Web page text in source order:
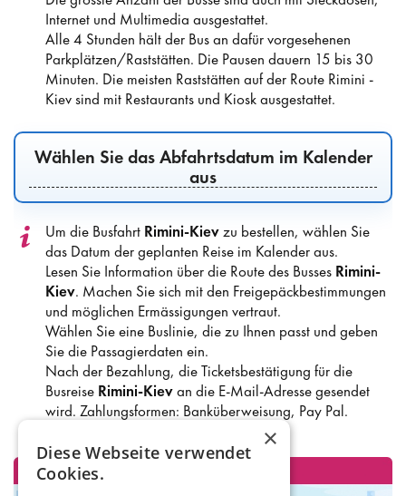
Internet und Multimedia ausgestattet.
Alle 4 Stunden hält der Bus an dafür vorgesehenen
Parkplätzen/Raststätten. Die Pausen dauern 15 bis 30
Minuten. Die meisten Raststätten auf der Route Rimini -
Kiev sind mit Restaurants und Kiosk ausgestattet.
Wählen Sie das Abfahrtsdatum im Kalender
aus
Um die Busfahrt Rimini-Kievzu bestellen, wählen Sie
das Datum der geplanten Reise im Kalender aus.
Lesen Sie Information über die Route des Busses Rimini-
Kiev. Machen Sie sich mit den Freigepäckbestimmungen
und möglichen Ermässigungen vertraut.
Wählen Sie eine Buslinie, die zu Ihnen passt und geben
Sie die Passagierdaten ein.
Nach der Bezahlung, die Ticketsbestätigung für die
Busreise Rimini-Kievan die E-Mail-Adresse gesendet
wird. Zahlungsformen: Banküberweisung, Pay Pal.
×
Diese Webseite verwendet
Cookies.